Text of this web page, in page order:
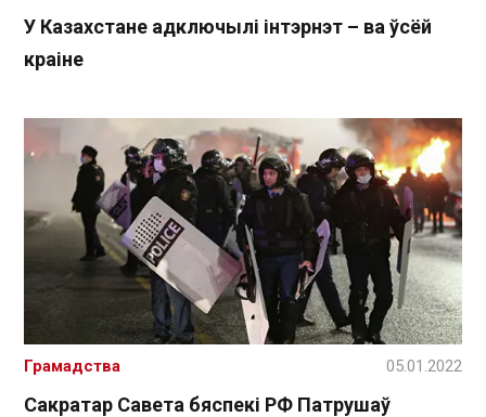
У Казахстане адключылі інтэрнэт – ва ўсёй
краіне
Сакратар Савета бяспекі РФ Патрушаў
Грамадства 05.01.2022